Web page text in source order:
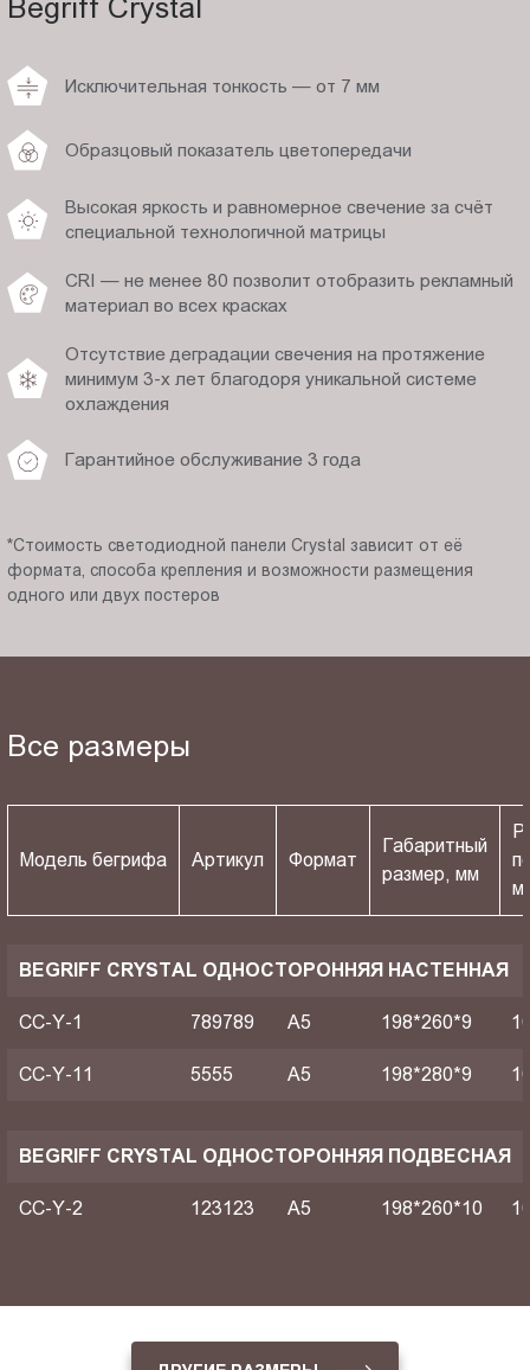
Begriff Crystal
Исключительная тонкость — от 7 мм
Образцовый показатель цветопередачи
Высокая яркость и равномерное свечение за счёт
специальной технологичной матрицы
CRI — не менее 80 позволит отобразить рекламный
материал во всех красках
Отсутствие деградации свечения на протяжение
минимум 3-х лет благодоря уникальной системе
охлаждения
Гарантийное обслуживание 3 года
*Стоимость светодиодной панели Crystal зависит от её
формата, способа крепления и возможности размещения
одного или двух постеров
Все размеры
Модель бегрифа Артикул Формат
Габаритный
размер, мм
BEGRIFF CRYSTAL ОДНОСТОРОННЯЯ НАСТЕННАЯ
CC-Y-1 789789 A5 198*260*9
CC-Y-11 5555 A5 198*280*9
BEGRIFF CRYSTAL ОДНОСТОРОННЯЯ ПОДВЕСНАЯ
CC-Y-2 123123 A5 198*260*10